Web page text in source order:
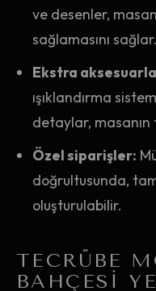
ve desenler,
sağlamasını sağlar.
Ekstra
ışıklandırma
detaylar, masanın
Özel siparişler:
doğrultusunda,
oluşturulabilir.
TECRÜBE
BAHÇESI